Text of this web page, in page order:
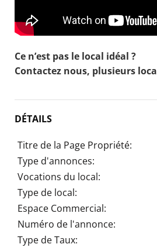
Ce n’est pas le local idéal ?
Contactez nous, plusieurs
DÉTAILS
Titre de la Page Propriété:
Type d'annonces:
Vocations du local:
Type de local:
Espace Commercial:
Numéro de l'annonce:
Type de Taux: